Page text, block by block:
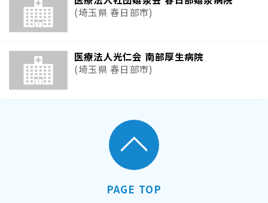
(埼玉県 春日部市)
医療法人光仁会 南部厚生病院
(埼玉県 春日部市)
PAGE TOP